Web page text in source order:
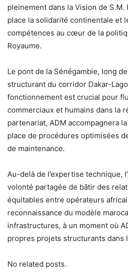
pleinement dans la Vision de S.M.
place la solidarité continentale et
compétences au cœur de la
Royaume.
Le pont de la Sénégambie, long
structurant du corridor Dakar-
fonctionnement est crucial pour
commerciaux et humains dans la
partenariat, ADM accompagnera
place de procédures optimisées
de maintenance.
Au-delà de l’expertise technique,
volonté partagée de bâtir des
équitables entre opérateurs
reconnaissance du modèle
infrastructures, à un moment où
propres projets structurants dans
No related posts.